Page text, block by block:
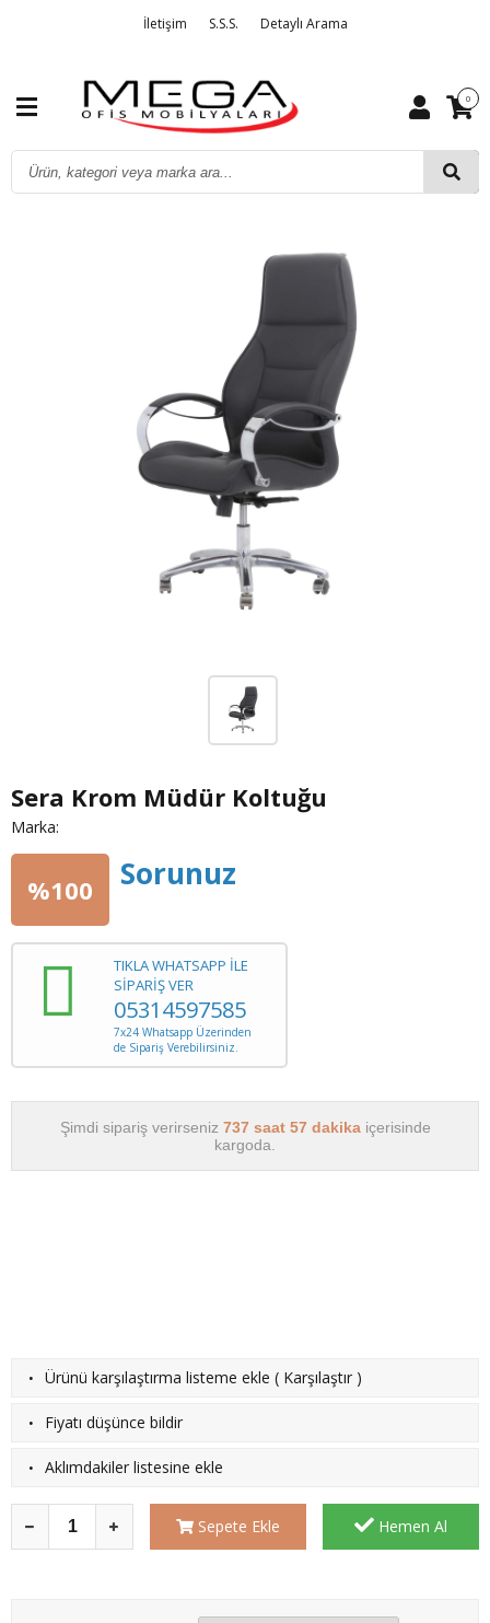
İletişim S.S.S. Detaylı Arama
0
Sera Krom Müdür Koltuğu
Marka:
%100 Sorunuz
TIKLA WHATSAPP İLE
SİPARİŞ VER
05314597585
7x24 Whatsapp Üzerinden
de Sipariş Verebilirsiniz.
Şimdi sipariş verirseniz 737 saat 57 dakika içerisinde
kargoda.
· Ürünü karşılaştırma listeme ekle ( Karşılaştır )
· Fiyatı düşünce bildir
· Aklımdakiler listesine ekle
Sepete Ekle Hemen Al